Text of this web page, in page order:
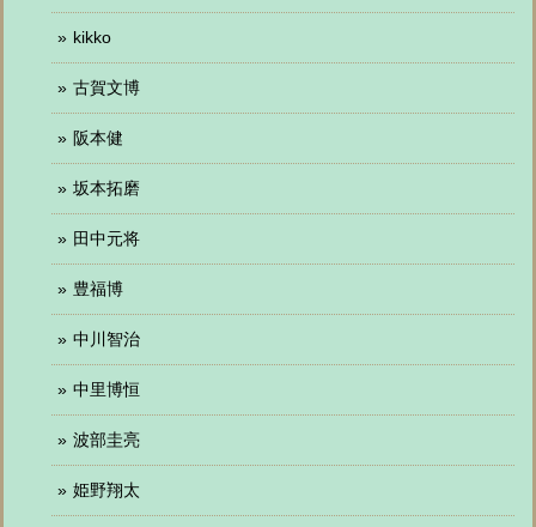
kikko
古賀文博
阪本健
坂本拓磨
田中元将
豊福博
中川智治
中里博恒
波部圭亮
姫野翔太